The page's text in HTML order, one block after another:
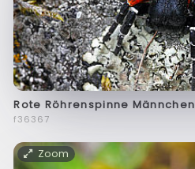
Rote Röhrenspinne Männchen
f36367
Zoom